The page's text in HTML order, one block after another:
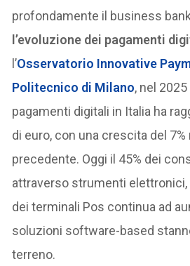
profondamente il business
l’evoluzione dei pagamenti
l’Osservatorio Innovative
Politecnico di Milano, nel
pagamenti digitali in Italia ha
di euro, con una crescita del 7%
precedente. Oggi il 45% dei
attraverso strumenti
dei terminali Pos continua ad
soluzioni software-based
terreno.